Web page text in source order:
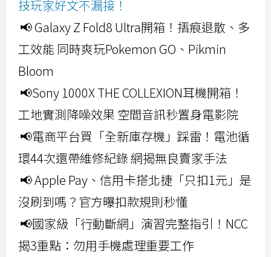
技玩家好文不漏接！
📢 Galaxy Z Fold8 Ultra開箱！摺痕退散、多
工效能 同時爽玩Pokemon GO、Pikmin
Bloom
📢Sony 1000X THE COLLEXION耳機開箱！
工地實測降噪效果 空間音訊秒置身電影院
📢電商平台買「全新庫存機」踩雷！電池循
環44次還帶維修紀錄 網揭無良賣家手法
📢 Apple Pay、信用卡搭北捷「只扣1元」是
沒刷到嗎？官方曝扣款規則秒懂
📢國家級「行動斷網」演習完整指引！NCC
揭3重點：勿用手機處理重要工作